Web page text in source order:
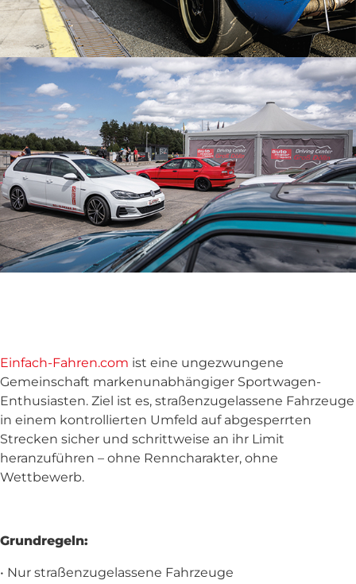
Einfach-Fahren.com ist eine ungezwungene
Gemeinschaft markenunabhängiger Sportwagen-
Enthusiasten. Ziel ist es, straßenzugelassene Fahrzeuge
in einem kontrollierten Umfeld auf abgesperrten
Strecken sicher und schrittweise an ihr Limit
heranzuführen – ohne Renncharakter, ohne
Wettbewerb.
Grundregeln:
• Nur straßenzugelassene Fahrzeuge